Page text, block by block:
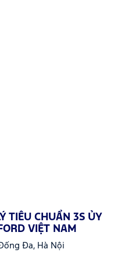
TIÊU CHUẨN 3S ỦY
VIỆT NAM
Đa, Hà Nội